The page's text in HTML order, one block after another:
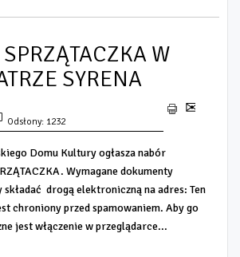
W
SYRENA
Odsłony: 1232
Domu Kultury ogłasza nabór
Wymagane dokumenty
drogą elektroniczną na adres: Ten
chroniony przed spamowaniem. Aby go
jest włączenie w przeglądarce...